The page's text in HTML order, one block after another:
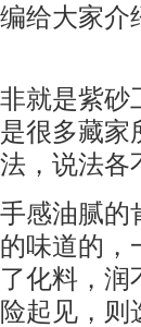
给大家介
是紫砂
很多藏家
，说法各
油腻的
味道的，
化料，润
起见，则